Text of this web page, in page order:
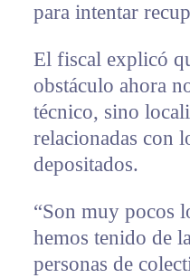
para intentar
El fiscal explicó
obstáculo ahora
técnico, sino
relacionadas con
depositados.
“Son muy pocos
hemos tenido de
personas de